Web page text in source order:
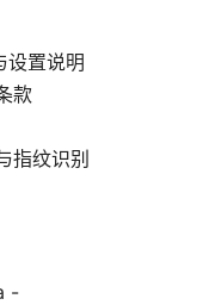
设置说明
款
指纹识别
-